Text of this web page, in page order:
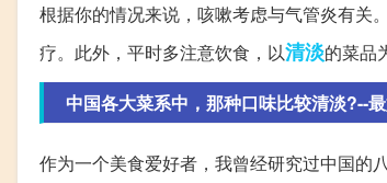
根据你的情况来说，咳嗽考虑与气管炎有关
疗。此外，平时多注意饮食，以清淡的菜品
中国各大菜系中，那种口味比较清淡?--
作为一个美食爱好者，我曾经研究过中国的